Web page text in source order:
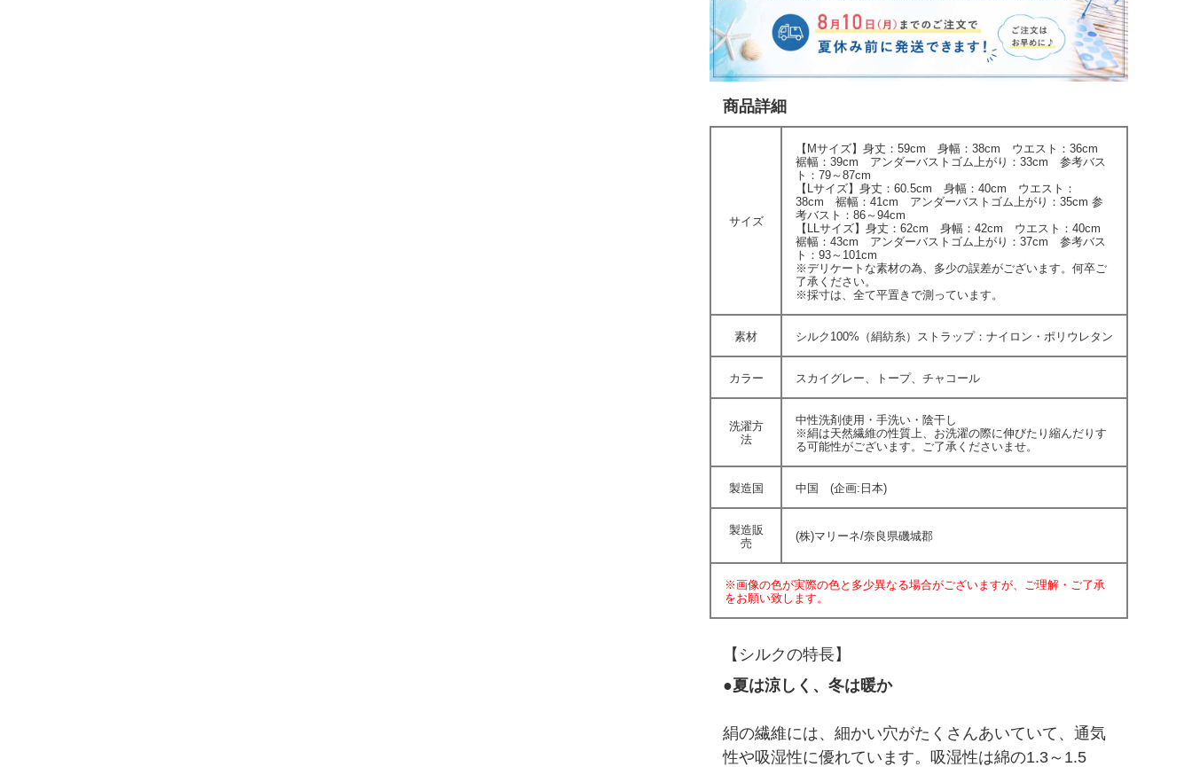
商品詳細
サイズ
【Mサイズ】身丈：59cm 身幅：38cm ウエスト：36cm
裾幅：39cm アンダーバストゴム上がり：33cm 参考バス
ト：79～87cm
【Lサイズ】身丈：60.5cm 身幅：40cm ウエスト：
38cm 裾幅：41cm アンダーバストゴム上がり：35cm 参
考バスト：86～94cm
【LLサイズ】身丈：62cm 身幅：42cm ウエスト：40cm
裾幅：43cm アンダーバストゴム上がり：37cm 参考バス
ト：93～101cm
※デリケートな素材の為、多少の誤差がございます。何卒ご
了承ください。
※採寸は、全て平置きで測っています。
素材 シルク100%（絹紡糸）ストラップ：ナイロン・ポリウレタン
カラー スカイグレー、トープ、チャコール
洗濯方
法
中性洗剤使用・手洗い・陰干し
※絹は天然繊維の性質上、お洗濯の際に伸びたり縮んだりす
る可能性がございます。ご了承くださいませ。
製造国 中国 (企画:日本)
製造販
売
(株)マリーネ/奈良県磯城郡
※画像の色が実際の色と多少異なる場合がございますが、ご理解・ご了承
をお願い致します。
【シルクの特長】
●夏は涼しく、冬は暖か
絹の繊維には、細かい穴がたくさんあいていて、通気
性や吸湿性に優れています。吸湿性は綿の1.3～1.5